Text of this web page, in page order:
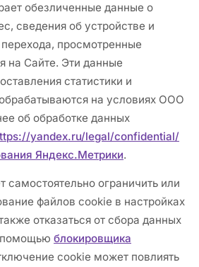
обезличенные данные о
сведения об устройстве и
просмотренные
на Сайте. Эти данные
статистики и
на условиях ООО
об обработке данных
yandex.ru/legal/confidential/
Яндекс.Метрики.
самостоятельно ограничить или
файлов cookie в настройках
отказаться от сбора данных
помощью блокировщика
cookie может повлиять